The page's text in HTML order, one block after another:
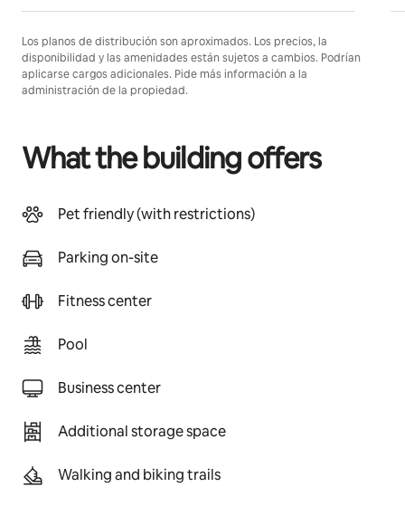
Los planos de distribución son aproximados. Los precios, la
disponibilidad y las amenidades están sujetos a cambios. Podrían
aplicarse cargos adicionales. Pide más información a la
administración de la propiedad.
What the building offers
Pet friendly (with restrictions)
Parking on-site
Fitness center
Pool
Business center
Additional storage space
Walking and biking trails